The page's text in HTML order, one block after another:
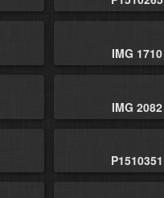
IMG 1710
IMG 2082
P1510351